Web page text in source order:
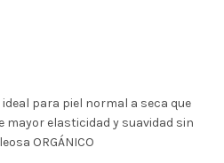
para piel normal a seca que
elasticidad y suavidad sin
ORGÁNICO